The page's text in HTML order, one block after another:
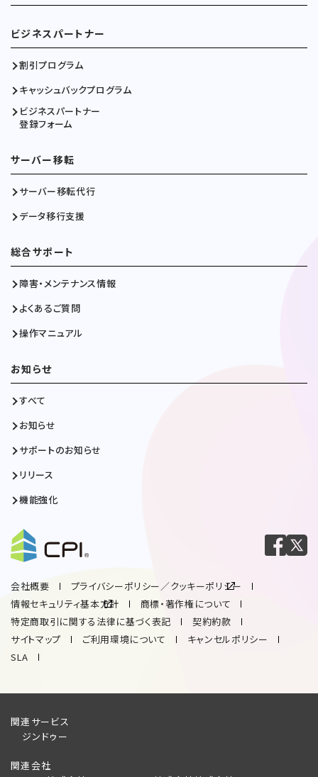
ビジネスパートナー
割引プログラム
キャッシュバックプログラム
ビジネスパートナー
登録フォーム
サーバー移転
サーバー移転代行
データ移行支援
総合サポート
障害・メンテナンス情報
よくあるご質問
操作マニュアル
お知らせ
すべて
お知らせ
サポートのお知らせ
リリース
機能強化
会社概要
プライバシーポリシー／クッキーポリシー
情報セキュリティ基本方針
商標・著作権について
特定商取引に関する法律に基づく表記
契約約款
サイトマップ
ご利用環境について
キャンセルポリシー
SLA
関連サービス
ジンドゥー
関連会社